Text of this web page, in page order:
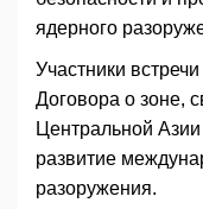
ядерного
Участники
Договора о зоне,
Центральной
развитие
разоружения.